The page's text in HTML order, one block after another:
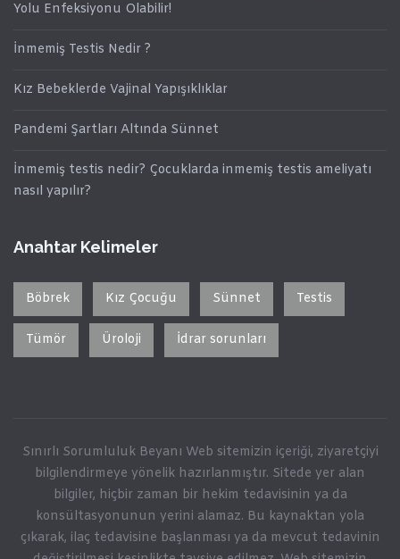
Yolu Enfeksiyonu Olabilir!
İnmemiş Testis Nedir ?
Kız Bebeklerde Vajinal Yapışıklıklar
Pandemi Şartları Altında Sünnet
İnmemiş testis nedir? Çocuklarda inmemiş testis ameliyatı
nasıl yapılır?
Anahtar Kelimeler
Böbrek Kız Çocuğu Sünnet Testis
Tümör Üroloji İdrar sorunları
Sınırlı Sorumluluk Beyanı Web sitemizin içeriği, ziyaretçiyi
bilgilendirmeye yönelik hazırlanmıştır. Sitede yer alan
bilgiler, hiçbir zaman bir hekim tedavisinin ya da
konsültasyonunun yerini alamaz. Bu kaynaktan yola
çıkarak, ilaç tedavisine başlanması ya da mevcut tedavinin